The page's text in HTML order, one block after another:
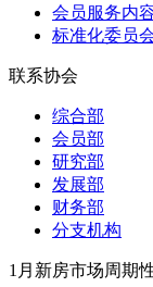
会员服务内
标准化委员
联系协会
综合部
会员部
研究部
发展部
财务部
分支机构
1月新房市场周期